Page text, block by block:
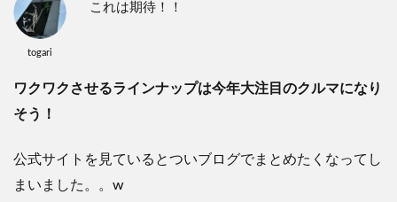
togari
これは期待！！
ワクワクさせるラインナップは今年大注目のクルマになり
そう！
公式サイトを見ているとついブログでまとめたくなってし
まいました。。w